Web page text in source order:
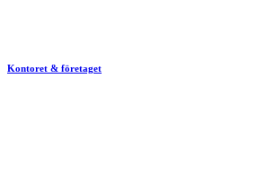
Kontoret & företaget